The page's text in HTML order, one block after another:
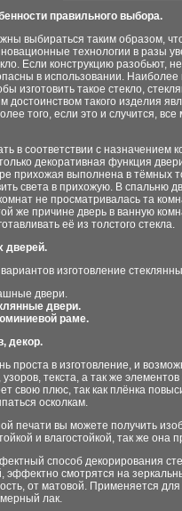
правильного выбора.
выбираться таким образом,
технологии в разы
Если конструкцию разобьют,
в использовании.
изготовить такое стекло,
такого изделия
того, если это и случится,
в соответствии с назначением
декоративная функция
прихожая выполнена в тёмных
света в прихожую. В спальню
не просматривалась та
же причине дверь в ванную
её из толстого стекла.
дверей.
изготовление
двери.
двери.
раме.
декор.
проста в изготовление, и
текста, а так же
свою плюс, так как плёнка
осколкам.
печати вы можете получить
и влагостойкой, так же она
способ декорирования
смотрятся на
от матовой. Применяется для
лак.